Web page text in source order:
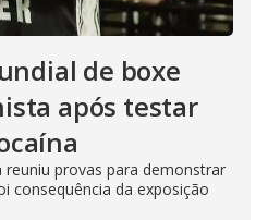
de boxe
após testar
reuniu provas para demonstrar
consequência da exposição